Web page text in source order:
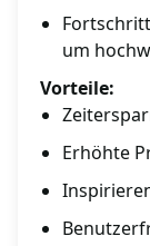
um
Vorteile:
Erhöhte